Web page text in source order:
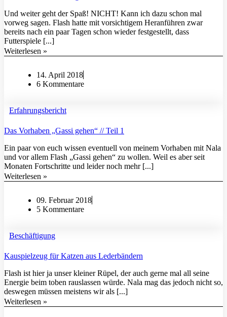
Und weiter geht der Spaß! NICHT! Kann ich dazu schon mal
vorweg sagen. Flash hatte mit vorsichtigem Heranführen zwar
bereits nach ein paar Tagen schon wieder festgestellt, dass
Futterspiele [...]
Weiterlesen »
14. April 2018
6 Kommentare
Erfahrungsbericht
Das Vorhaben „Gassi gehen“ // Teil 1
Ein paar von euch wissen eventuell von meinem Vorhaben mit Nala
und vor allem Flash „Gassi gehen“ zu wollen. Weil es aber seit
Monaten Fortschritte und leider noch mehr [...]
Weiterlesen »
09. Februar 2018
5 Kommentare
Beschäftigung
Kauspielzeug für Katzen aus Lederbändern
Flash ist hier ja unser kleiner Rüpel, der auch gerne mal all seine
Energie beim toben rauslassen würde. Nala mag das jedoch nicht so,
deswegen müssen meistens wir als [...]
Weiterlesen »